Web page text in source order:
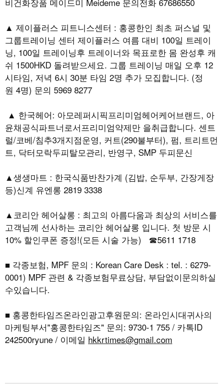
▲ 제이플러스 피트니스센터 : 홍콩한인 최초 퍼스널 및
그룹트레이닝 센터 제이플러스 여름 대비 100일 트레이
닝, 100일 트레이닝후 트레이너와 목표로한 몸 완성후 캐
쉬 1500HKD 돌려받으세요. 그룹 트레이닝 매일 오후 12
시타임, 저녁 6시 30분 타임 2명 추가 모집합니다. (정
원 4명) 문의 5969 8277
▲ 한국헤어: 아모레퍼시픽프리미엄헤어케어브랜드, 아
윤채공식파트너로서프리미엄약제만 을취급합니다. 센트
럴/코베/침추3개지점운영, 커트(290불부터), 펌, 트리트먼
트, 닥터모락두피탈모관리, 반영구, SMP 두피문신
▲생생마트 : 한국식품반찬가계 (김밥, 순두부, 간장게장
등)신계 유엔롱 2819 3338
▲코리안 헤어살롱 : 최고의 아름다움과 최상의 서비스를
고객님께 선사하는 코리안 헤어살롱 입니다. 첫 방문 시
10% 할인쿠폰 증정!(모든 시술 가능) ☎5611 1718
■ 각종보험, MPF 문의 : Korean Care Desk : tel. : 6279-
0001) MPF 관련 & 각종보험무료상담, 부담없이문의하실
수있습니다.
■ 홍콩한타임즈온라인광고후원문의: 온라인시대귀사의
마케팅부서"홍콩한타임즈" 문의: 9730-1 755 / 카톡ID
242500ryune / 이메일 hkkrtimes@gmail.com